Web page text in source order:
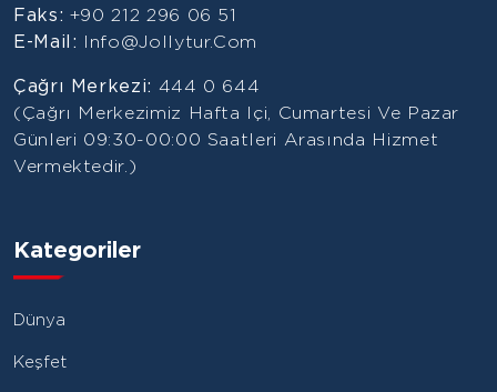
Faks: +90 212 296 06 51
E-Mail: Info@jollytur.com
Çağrı Merkezi: 444 0 644
(Çağrı Merkezimiz Hafta Içi, Cumartesi Ve Pazar
Günleri 09:30-00:00 Saatleri Arasında Hizmet
Vermektedir.)
Kategoriler
Dünya
Keşfet